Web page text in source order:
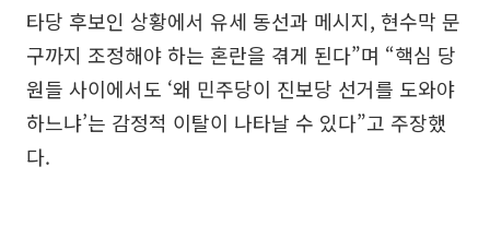
타당 후보인 상황에서 유세 동선과 메시지, 현수막 문
구까지 조정해야 하는 혼란을 겪게 된다”며 “핵심 당
원들 사이에서도 ‘왜 민주당이 진보당 선거를 도와야
하느냐’는 감정적 이탈이 나타날 수 있다”고 주장했
다.